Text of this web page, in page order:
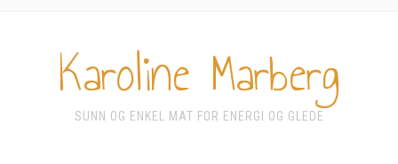
Karoline Marberg
SUNN OG ENKEL MAT FOR ENERGI OG GLEDE